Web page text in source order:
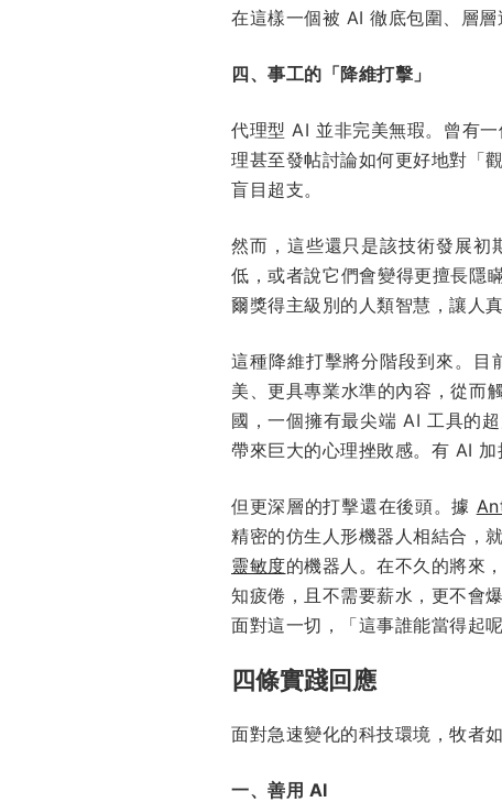
在這樣一個被 AI 徹底包圍、層
四、事工的「降維打擊」
代理型 AI 並非完美無瑕。曾有
理甚至發帖討論如何更好地對「
盲目超支。
然而，這些還只是該技術發展初
低，或者說它們會變得更擅長隱
爾獎得主級別的人類智慧，讓人真
這種降維打擊將分階段到來。
美、更具專業水準的內容，從而
國，一個擁有最尖端 AI 工具的
帶來巨大的心理挫敗感。有 AI
但更深層的打擊還在後頭。據
精密的仿生人形機器人相結合，
靈敏度的機器人。在不久的將來
知疲倦，且不需要薪水，更不會
面對這一切，「這事誰能當得起
四條實踐回應
面對急速變化的科技環境，牧者
一、善用 AI